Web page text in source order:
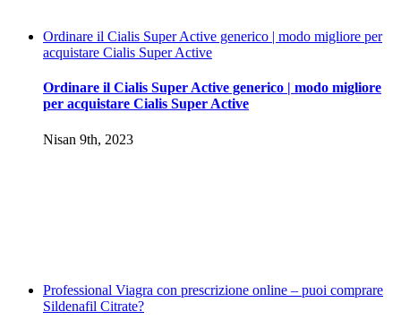
Ordinare il Cialis Super Active generico | modo migliore per
acquistare Cialis Super Active
Ordinare il Cialis Super Active generico | modo migliore
per acquistare Cialis Super Active
Nisan 9th, 2023
Professional Viagra con prescrizione online – puoi comprare
Sildenafil Citrate?